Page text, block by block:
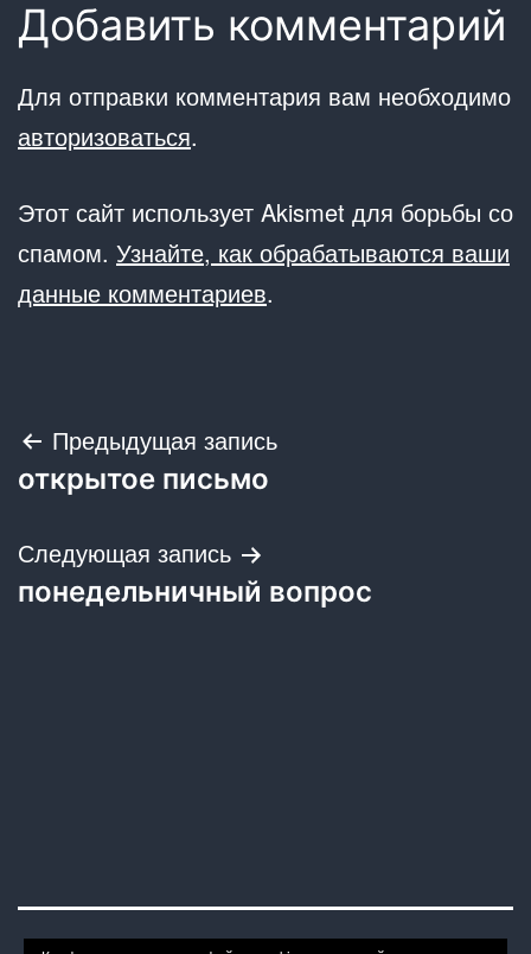
Добавить комментарий
Для отправки комментария вам необходимо
авторизоваться.
Этот сайт использует Akismet для борьбы со
спамом. Узнайте, как обрабатываются ваши
данные комментариев.
Навигация
по
записям
Предыдущая запись
открытое письмо
Следующая запись
понедельничный вопрос